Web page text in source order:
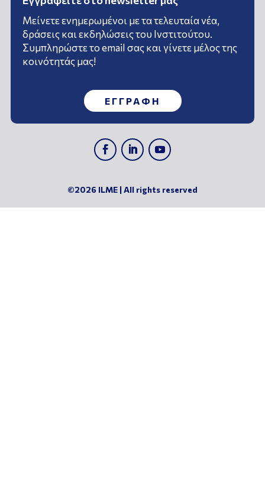
Μείνετε ενημερωμένοι με τα τελευταία νέα,
δράσεις και εκδηλώσεις του Ινστιτούτου.
Συμπληρώστε το email σας και γίνετε μέλος της
κοινότητάς μας!
ΕΓΓΡΑΦΗ
©2026 ILME | All rights reserved